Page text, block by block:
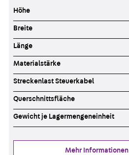
Höhe
Breite
Länge
Materialstärke
Streckenlast Steuerkabel
Querschnittsfläche
Gewicht je Lagermengeneinheit
Mehr Informationen